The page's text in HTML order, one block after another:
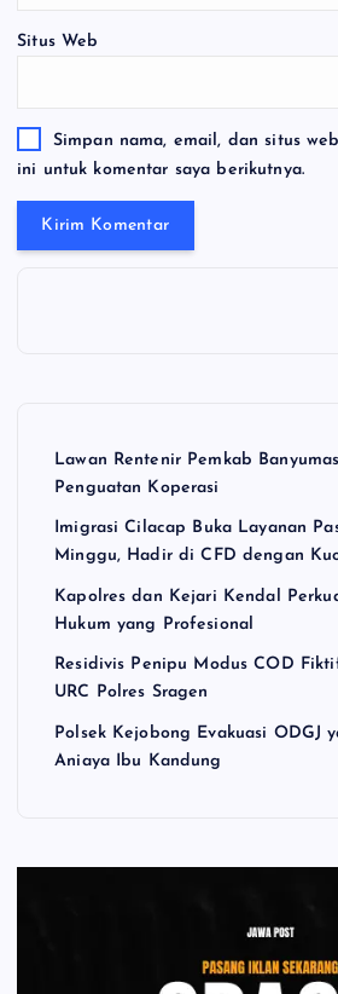
Situs Web
Simpan nama, email, dan situs
ini untuk komentar saya berikutnya.
Lawan Rentenir Pemkab
Penguatan Koperasi
Imigrasi Cilacap Buka Layanan
Minggu, Hadir di CFD dengan
Kapolres dan Kejari Kendal
Hukum yang Profesional
Residivis Penipu Modus COD
URC Polres Sragen
Polsek Kejobong Evakuasi ODGJ
Aniaya Ibu Kandung